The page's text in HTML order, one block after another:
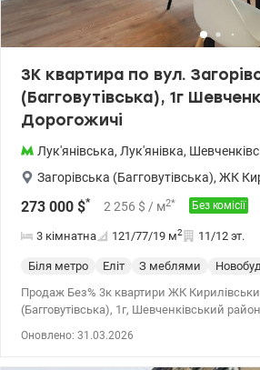
продається без ремонту, що дозволяє
індивідуальний проект та створити
адаптований під власні потреби чи під
3К квартира по вул.
(Багговутівська), 1г
Дорогожичі
Лук'янівська, Лук'янівка,
Загорівська (Багговутівська), ЖК
273 000 $* 2 256 $ / м2* Без комісії
3 кімнатна 121/77/19 м2 11/12 эт.
Біля метро Еліт З меблями
Продаж Без% 3к квартири ЖК
(Багговутівська), 1г, Шевченківський
Оновлено: 31.03.2026